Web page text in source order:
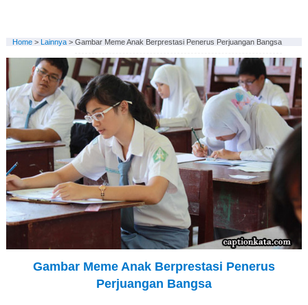
Home> Lainnya> Gambar Meme Anak Berprestasi Penerus Perjuangan Bangsa
Gambar Meme Anak Berprestasi Penerus
Perjuangan Bangsa